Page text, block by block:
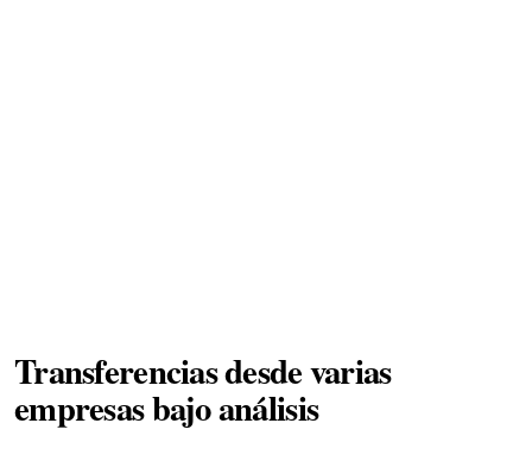
Transferencias desde varias
empresas bajo análisis